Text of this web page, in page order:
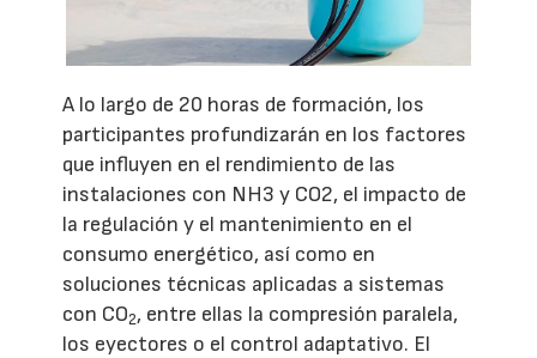
A lo largo de 20 horas de formación, los
participantes profundizarán en los factores
que influyen en el rendimiento de las
instalaciones con NH3 y CO2, el impacto de
la regulación y el mantenimiento en el
consumo energético, así como en
soluciones técnicas aplicadas a sistemas
con CO2, entre ellas la compresión paralela,
los eyectores o el control adaptativo. El